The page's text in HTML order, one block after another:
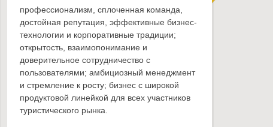
профессионализм, сплоченная команда,
достойная репутация, эффективные бизнес-
технологии и корпоративные традиции;
открытость, взаимопонимание и
доверительное сотрудничество с
пользователями; амбициозный менеджмент
и стремление к росту; бизнес с широкой
продуктовой линейкой для всех участников
туристического рынка.